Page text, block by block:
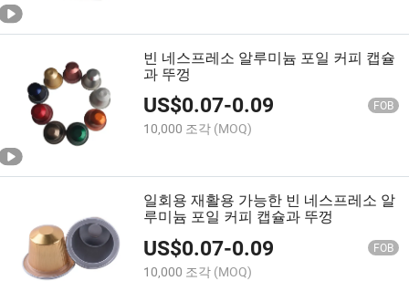
빈 네스프레소 알루미늄 포일 커피 캡슐
과 뚜껑
US$0.07-0.09 FOB
10,000 조각 (MOQ)
일회용 재활용 가능한 빈 네스프레소 알
루미늄 포일 커피 캡슐과 뚜껑
US$0.07-0.09 FOB
10,000 조각 (MOQ)